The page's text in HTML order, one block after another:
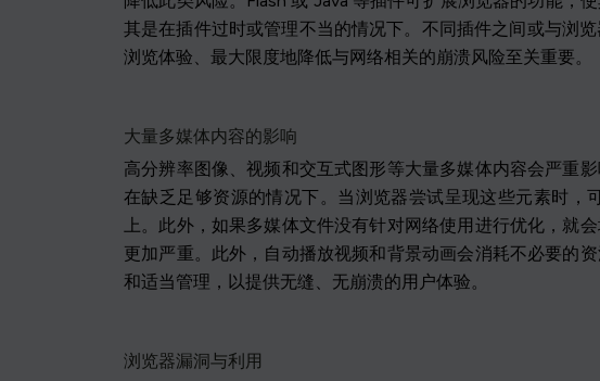
其是在插件过时或管理不当的情况下。不同插件之间或与浏
浏览体验、最大限度地降低与网络相关的崩溃风险至关重要。
大量多媒体内容的影响
高分辨率图像、视频和交互式图形等大量多媒体内容会严重
在缺乏足够资源的情况下。当浏览器尝试呈现这些元素时
上。此外，如果多媒体文件没有针对网络使用进行优化，就
更加严重。此外，自动播放视频和背景动画会消耗不必要的
和适当管理，以提供无缝、无崩溃的用户体验。
浏览器漏洞与利用